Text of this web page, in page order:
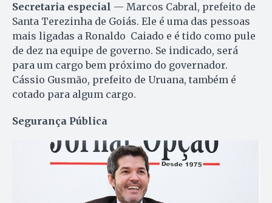
Secretaria especial — Marcos Cabral, prefeito de
Santa Terezinha de Goiás. Ele é uma das pessoas
mais ligadas a Ronaldo Caiado e é tido como pule
de dez na equipe de governo. Se indicado, será
para um cargo bem próximo do governador.
Cássio Gusmão, prefeito de Uruana, também é
cotado para algum cargo.
Segurança Pública